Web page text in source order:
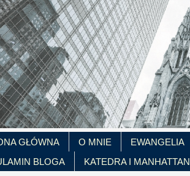
GŁÓWNA O MNIE EWANGELIA
BLOGA
KATEDRA I MANHATTAN